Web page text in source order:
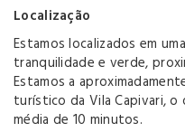
Localização
Estamos localizados em
tranquilidade e verde,
Estamos a
turístico da Vila Capivari, o
média de 10 minutos.